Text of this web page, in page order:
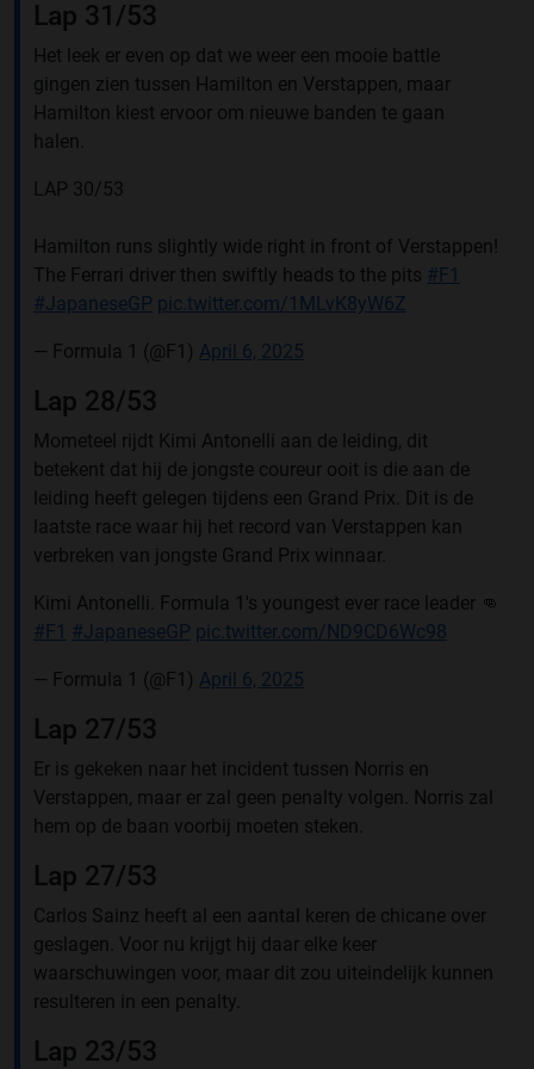
Lap 31/53
Het leek er even op dat we weer een mooie battle
gingen zien tussen Hamilton en Verstappen, maar
Hamilton kiest ervoor om nieuwe banden te gaan
halen.
LAP 30/53
Hamilton runs slightly wide right in front of Verstappen!
The Ferrari driver then swiftly heads to the pits #F1
#JapaneseGP pic.twitter.com/1MLvK8yW6Z
— Formula 1 (@F1) April 6, 2025
Lap 28/53
Mometeel rijdt Kimi Antonelli aan de leiding, dit
betekent dat hij de jongste coureur ooit is die aan de
leiding heeft gelegen tijdens een Grand Prix. Dit is de
laatste race waar hij het record van Verstappen kan
verbreken van jongste Grand Prix winnaar.
Kimi Antonelli. Formula 1's youngest ever race leader 👊
#F1 #JapaneseGP pic.twitter.com/ND9CD6Wc98
— Formula 1 (@F1) April 6, 2025
Lap 27/53
Er is gekeken naar het incident tussen Norris en
Verstappen, maar er zal geen penalty volgen. Norris zal
hem op de baan voorbij moeten steken.
Lap 27/53
Carlos Sainz heeft al een aantal keren de chicane over
geslagen. Voor nu krijgt hij daar elke keer
waarschuwingen voor, maar dit zou uiteindelijk kunnen
resulteren in een penalty.
Lap 23/53